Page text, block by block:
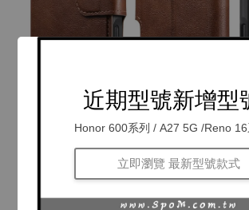
近期型號新增型
Honor 600系列 / A27 5G /Reno
立即瀏覽 最新型號款式